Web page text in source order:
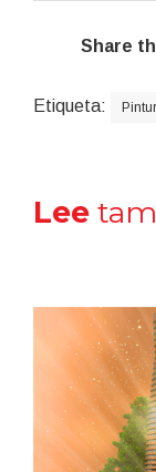
Share
Etiqueta:
Lee